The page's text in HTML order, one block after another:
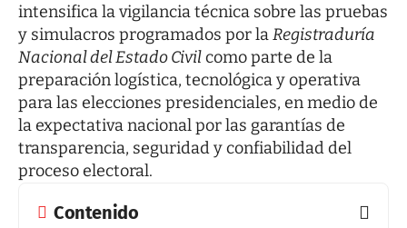
intensifica la vigilancia técnica sobre las pruebas
y simulacros programados por laRegistraduría
Nacional del Estado Civilcomo parte de la
preparación logística, tecnológica y operativa
para las elecciones presidenciales, en medio de
la expectativa nacional por las garantías de
transparencia, seguridad y confiabilidad del
proceso electoral.
Contenido